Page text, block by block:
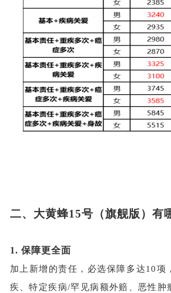
二、 大黄蜂15号（旗舰版）有
1. 保障更全面
加上新增的责任，必选保障多达10项
疾、特定疾病/罕见病额外赔、恶性肿